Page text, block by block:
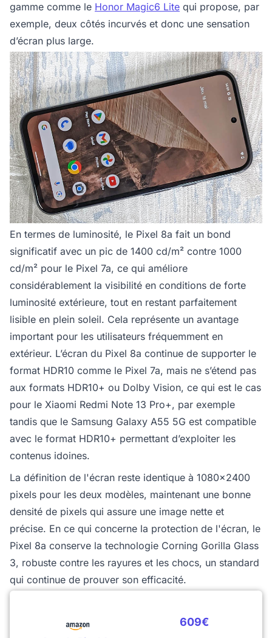
gamme comme le Honor Magic6 Lite qui propose, par
exemple, deux côtés incurvés et donc une sensation
d’écran plus large.
En termes de luminosité, le Pixel 8a fait un bond
significatif avec un pic de 1400 cd/m² contre 1000
cd/m² pour le Pixel 7a, ce qui améliore
considérablement la visibilité en conditions de forte
luminosité extérieure, tout en restant parfaitement
lisible en plein soleil. Cela représente un avantage
important pour les utilisateurs fréquemment en
extérieur. L’écran du Pixel 8a continue de supporter le
format HDR10 comme le Pixel 7a, mais ne s’étend pas
aux formats HDR10+ ou Dolby Vision, ce qui est le cas
pour le Xiaomi Redmi Note 13 Pro+, par exemple
tandis que le Samsung Galaxy A55 5G est compatible
avec le format HDR10+ permettant d’exploiter les
contenus idoines.
La définition de l'écran reste identique à 1080x2400
pixels pour les deux modèles, maintenant une bonne
densité de pixels qui assure une image nette et
précise. En ce qui concerne la protection de l'écran, le
Pixel 8a conserve la technologie Corning Gorilla Glass
3, robuste contre les rayures et les chocs, un standard
qui continue de prouver son efficacité.
609€